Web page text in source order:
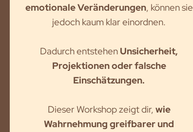
emotionale Veränderungen, können sie
jedoch kaum klar einordnen.
Dadurch entstehen Unsicherheit,
Projektionen oder falsche
Einschätzungen.
Dieser Workshop zeigt dir, wie
Wahrnehmung greifbarer und